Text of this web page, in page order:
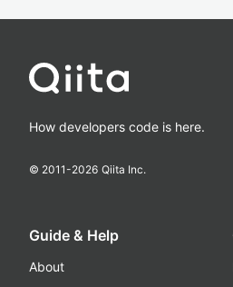
How developers code is here.
© 2011-2026 Qiita Inc.
Guide & Help
About